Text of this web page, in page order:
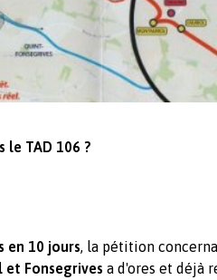
le TAD 106 ?
en 10 jours, la pétition
Fonsegrives a d'ores et déjà